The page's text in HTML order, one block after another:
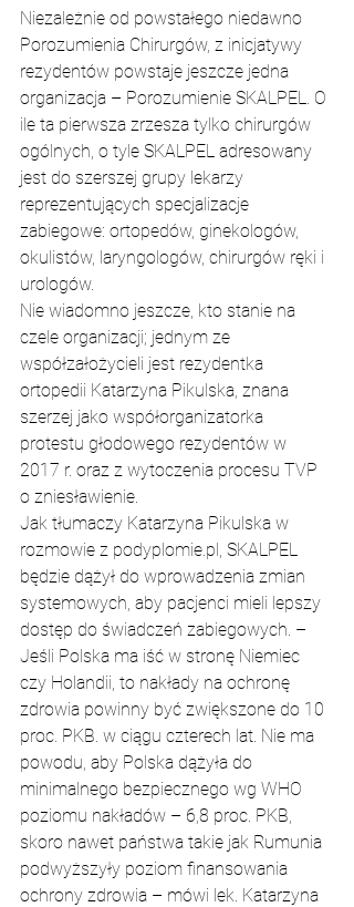
Niezależnie od powstałego niedawno
Porozumienia Chirurgów, z inicjatywy
rezydentów powstaje jeszcze jedna
organizacja – Porozumienie SKALPEL. O
ile ta pierwsza zrzesza tylko chirurgów
ogólnych, o tyle SKALPEL adresowany
jest do szerszej grupy lekarzy
reprezentujących specjalizacje
zabiegowe: ortopedów, ginekologów,
okulistów, laryngologów, chirurgów ręki i
urologów.
Nie wiadomno jeszcze, kto stanie na
czele organizacji; jednym ze
współzałożycieli jest rezydentka
ortopedii Katarzyna Pikulska, znana
szerzej jako współorganizatorka
protestu głodowego rezydentów w
2017 r. oraz z wytoczenia procesu TVP
o zniesławienie.
Jak tłumaczy Katarzyna Pikulska w
rozmowie z podyplomie.pl, SKALPEL
będzie dążył do wprowadzenia zmian
systemowych, aby pacjenci mieli lepszy
dostęp do świadczeń zabiegowych. –
Jeśli Polska ma iść w stronę Niemiec
czy Holandii, to nakłady na ochronę
zdrowia powinny być zwiększone do 10
proc. PKB. w ciągu czterech lat. Nie ma
powodu, aby Polska dążyła do
minimalnego bezpiecznego wg WHO
poziomu nakładów – 6,8 proc. PKB,
skoro nawet państwa takie jak Rumunia
podwyższyły poziom finansowania
ochrony zdrowia – mówi lek. Katarzyna